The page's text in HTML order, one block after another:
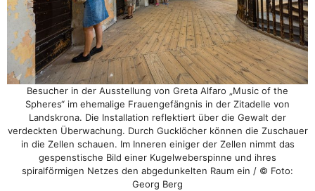
Besucher in der Ausstellung von Greta Alfaro „Music of the
Spheres“ im ehemalige Frauengefängnis in der Zitadelle von
Landskrona. Die Installation reflektiert über die Gewalt der
verdeckten Überwachung. Durch Gucklöcher können die Zuschauer
in die Zellen schauen. Im Inneren einiger der Zellen nimmt das
gespenstische Bild einer Kugelweberspinne und ihres
spiralförmigen Netzes den abgedunkelten Raum ein / © Foto:
Georg Berg